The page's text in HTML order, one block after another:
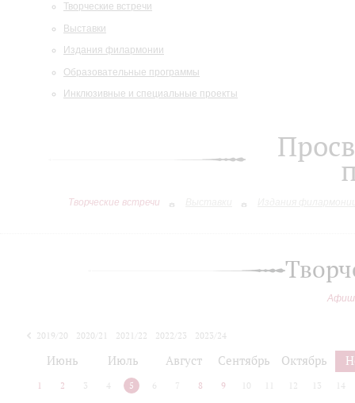
Творческие встречи
Выставки
Издания филармонии
Образовательные программы
Инклюзивные и специальные проекты
Творческие встречи
2019/20 2020/21 2021/22 2022/23
2023/24
Июнь Июль Август Сентябрь Октябрь
1 2 3 4 5 6 7 8 9 10 12 13 14